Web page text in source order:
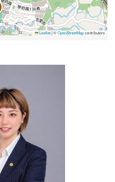
1房
3房
5 年以下
10-20 年
30-40 年
Leaflet|©OpenStreetMapcontributors